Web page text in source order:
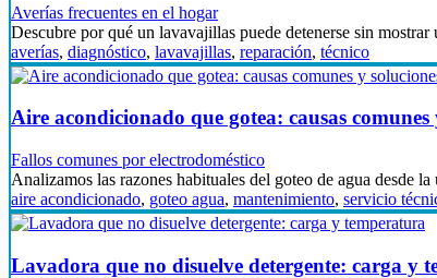
Averías frecuentes en el hogar
Descubre por qué un lavavajillas puede detenerse sin
averías, diagnóstico, lavavajillas, reparación, técnico
Aire acondicionado que gotea: causas comunes
Fallos comunes por electrodoméstico
Analizamos las razones habituales del goteo de agua desde
aire acondicionado, goteo agua, mantenimiento, servicio
Lavadora que no disuelve detergente: carga y